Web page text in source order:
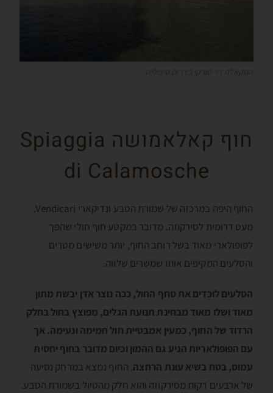
חוף קאלאמושה Spiaggia
di Calamosche
החוף היפה במרכזה של שמורת הטבע ונדיקארי Vendicari,
מעט דרומית לסירקוזה. מדובר במקטע חוף חולי שהפך
לפופולארי מאוד בשל רוחב החוף, יותר משישים מטרים
והסלעים המקיפים אותו שמשרים שלווה.
הסלעים לוכדים את סחף החול, ככה נוצר אדן יבשת מתון
מאוד ושלו מאוד מבחינת תנועת הגלים, מפוצץ בחול בחלק
הרדוד של החוף, כמעין אמבטיית חול חמימה ונעימה. אך
עם הפופולאריות הגיע גם ההמון וכיום מדובר בחוף יחסית
עמוס, בטח בשיא עונת הרחצה. החוף נמצא במרחק נסיעה
של ארבעים דקות מסירקוזה והוא חלק מהטיול בשמורת הטבע.